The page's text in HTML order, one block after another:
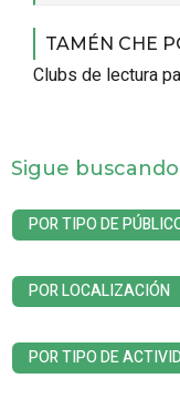
TAMÉN CHE
Clubs de lectura
Sigue
POR TIPO DE
POR LOCALIZACIÓN
POR TIPO DE